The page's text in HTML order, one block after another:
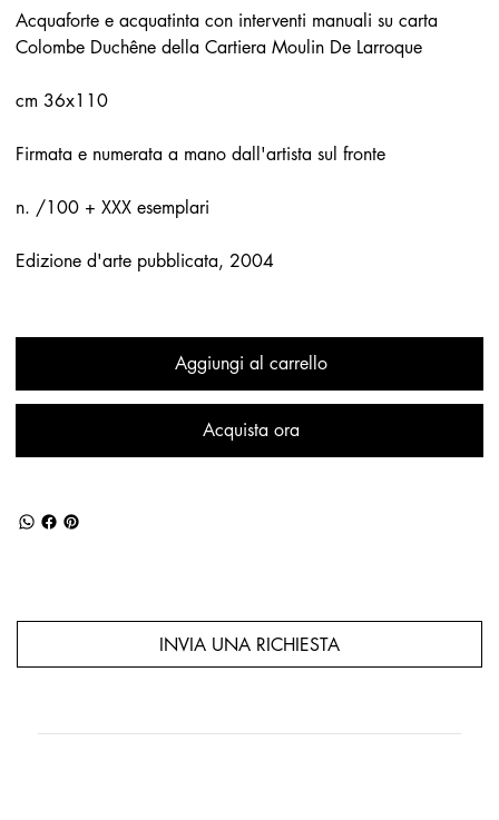
Acquaforte e acquatinta con interventi manuali su carta
Colombe Duchêne della Cartiera Moulin De Larroque
cm 36x110
Firmata e numerata a mano dall'artista sul fronte
n. /100 + XXX esemplari
Edizione d'arte pubblicata, 2004
Aggiungi al carrello
Acquista ora
INVIA UNA RICHIESTA